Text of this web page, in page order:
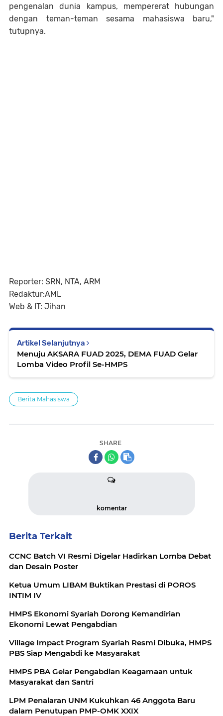
pengenalan dunia kampus, mempererat hubungan
dengan teman-teman sesama mahasiswa baru,"
tutupnya.
Reporter: SRN, NTA, ARM
Redaktur:AML
Web & IT: Jihan
Artikel Selanjutnya
Menuju AKSARA FUAD 2025, DEMA FUAD Gelar
Lomba Video Profil Se-HMPS
Berita Mahasiswa
SHARE
komentar
Berita Terkait
CCNC Batch VI Resmi Digelar Hadirkan Lomba Debat
dan Desain Poster
Ketua Umum LIBAM Buktikan Prestasi di POROS
INTIM IV
HMPS Ekonomi Syariah Dorong Kemandirian
Ekonomi Lewat Pengabdian
Village Impact Program Syariah Resmi Dibuka, HMPS
PBS Siap Mengabdi ke Masyarakat
HMPS PBA Gelar Pengabdian Keagamaan untuk
Masyarakat dan Santri
LPM Penalaran UNM Kukuhkan 46 Anggota Baru
dalam Penutupan PMP-OMK XXIX